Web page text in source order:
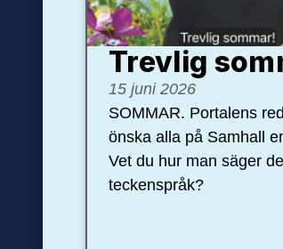
Trevlig
15 juni 2026
SOMMAR. Portalens
önska alla på Samhall
Vet du hur man säger
teckenspråk?